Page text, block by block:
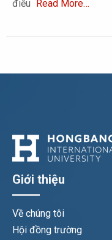
điều Read More…
Giới thiệu
Về chúng tôi
Hội đồng trường